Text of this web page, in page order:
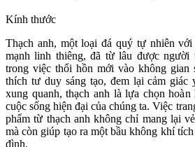
Kính thước
Thạch anh, một loại đá quý tự nhiên
mạnh linh thiêng, đã từ lâu được người
trong việc thổi hồn mới vào không gian
thích tư duy sáng tạo, đem lại cảm giác
xung quanh, thạch anh là lựa chọn
cuộc sống hiện đại của chúng ta. Việc
phẩm từ thạch anh không chỉ mang lại
mà còn giúp tạo ra một bầu không khí
đình.